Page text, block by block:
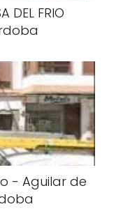
DEL FRIO
- Aguilar de